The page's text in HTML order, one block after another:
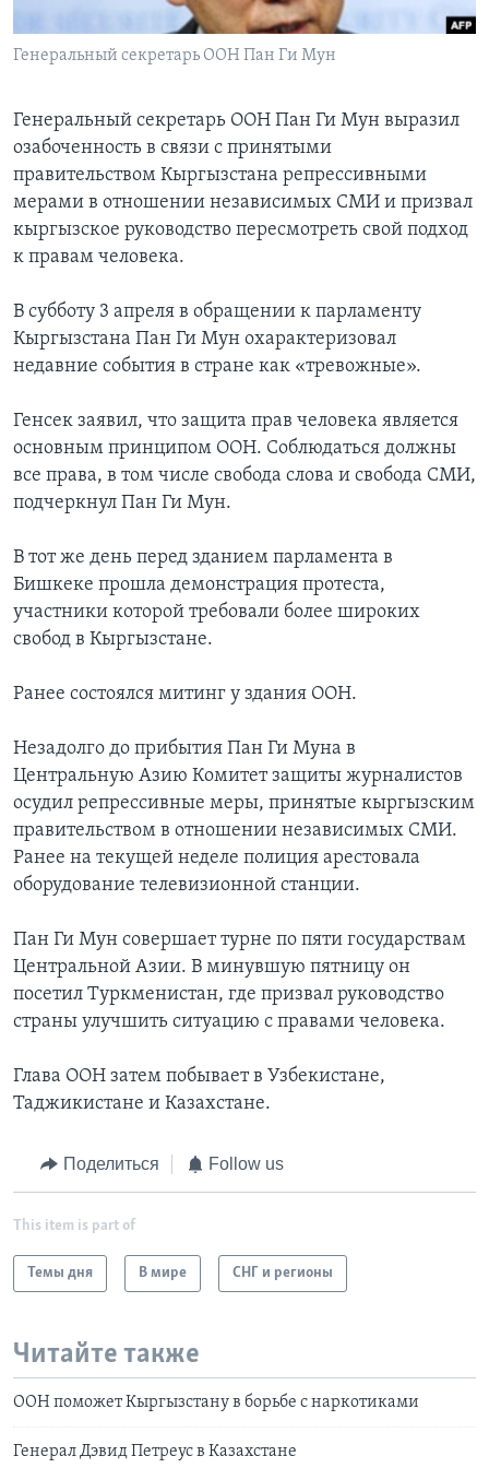
Learning English
Языки
Генеральный секретарь ООН Пан Ги Мун
Генеральный секретарь ООН Пан Ги Мун выразил
озабоченность в связи с принятыми
правительством Кыргызстана репрессивными
мерами в отношении независимых СМИ и призвал
кыргызское руководство пересмотреть свой подход
к правам человека.
В субботу 3 апреля в обращении к парламенту
Кыргызстана Пан Ги Мун охарактеризовал
недавние события в стране как «тревожные».
Генсек заявил, что защита прав человека является
основным принципом ООН. Соблюдаться должны
все права, в том числе свобода слова и свобода СМИ,
подчеркнул Пан Ги Мун.
В тот же день перед зданием парламента в
Бишкеке прошла демонстрация протеста,
участники которой требовали более широких
свобод в Кыргызстане.
Ранее состоялся митинг у здания ООН.
Незадолго до прибытия Пан Ги Муна в
Центральную Азию Комитет защиты журналистов
осудил репрессивные меры, принятые кыргызским
правительством в отношении независимых СМИ.
Ранее на текущей неделе полиция арестовала
оборудование телевизионной станции.
Пан Ги Мун совершает турне по пяти государствам
Центральной Азии. В минувшую пятницу он
посетил Туркменистан, где призвал руководство
страны улучшить ситуацию с правами человека.
Глава ООН затем побывает в Узбекистане,
Таджикистане и Казахстане.
Поделиться Follow us
This item is part of
Темы дня В мире СНГ и регионы
Читайте также
ООН поможет Кыргызстану в борьбе с наркотиками
Генерал Дэвид Петреус в Казахстане